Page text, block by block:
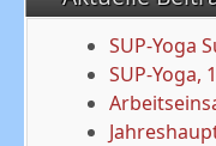
SUP-Yoga
SUP-Yoga,